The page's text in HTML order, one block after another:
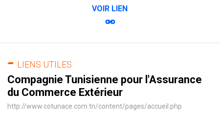
VOIR LIEN
LIENS UTILES
Compagnie Tunisienne pour l'Assurance
du Commerce Extérieur
http://www.cotunace.com.tn/content/pages/accueil.php